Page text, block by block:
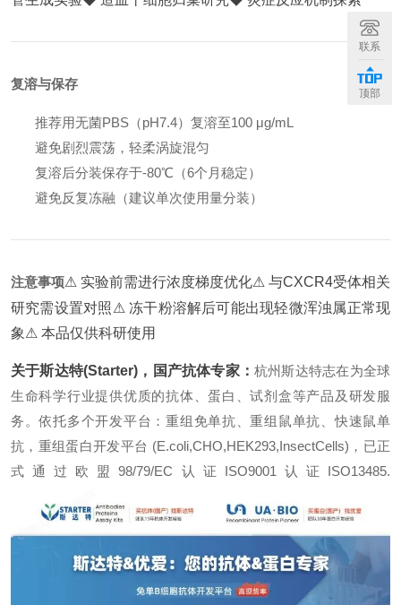
复溶与保存
推荐用无菌PBS（pH7.4）复溶至100 μg/mL
避免剧烈震荡，轻柔涡旋混匀
复溶后分装保存于-80℃（6个月稳定）
避免反复冻融（建议单次使用量分装）
注意事项⚠ 实验前需进行浓度梯度优化⚠ 与CXCR4受体相关
研究需设置对照 ⚠ 冻干粉溶解后可能出现轻微浑浊属正常现
象⚠ 本品仅供科研使用
关于斯达特(Starter)，国产抗体专家：杭州斯达特志在为全球
生命科学行业提供优质的抗体、蛋白、试剂盒等产品及研发服
务。依托多个开发平台：重组免单抗、重组鼠单抗、快速鼠单
抗，重组蛋白开发平台 (E.coli,CHO,HEK293,InsectCells)，已正
式通过欧盟98/79/EC认证ISO9001认证ISO13485.
联系
顶部